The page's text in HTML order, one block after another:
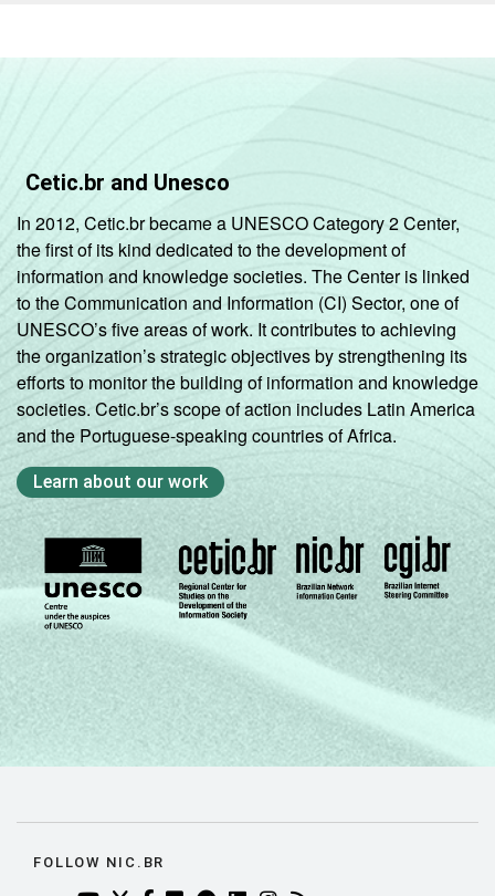
complementares
e recreação;
Outras
atividades de
serviços
Base ponderada: 4.728 empresas com
acesso à Internet, com 10 ou mais
funcionários, que constituem os seguintes
segmentos da CNAE 2.0: seção C, F, G, H, I, J,
estimuladas referentes aos últimos 12
meses
Não sabe / Não respondeu.
Fonte: NIC.br - set/dez 2010
Cetic.br and Unesco
In 2012, Cetic.br became a UNESCO Category 2 Center,
the first of its kind dedicated to the development of
information and knowledge societies. The Center is linked
to the Communication and Information (CI) Sector, one of
UNESCO’s five areas of work. It contributes to achieving
the organization’s strategic objectives by strengthening its
efforts to monitor the building of information and knowledge
societies. Cetic.br’s scope of action includes Latin America
and the Portuguese-speaking countries of Africa.
Learn about our work
FOLLOW NIC.BR